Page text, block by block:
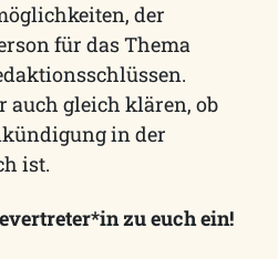
der
für das Thema
auch gleich klären, ob
in der
ist.
zu euch ein!